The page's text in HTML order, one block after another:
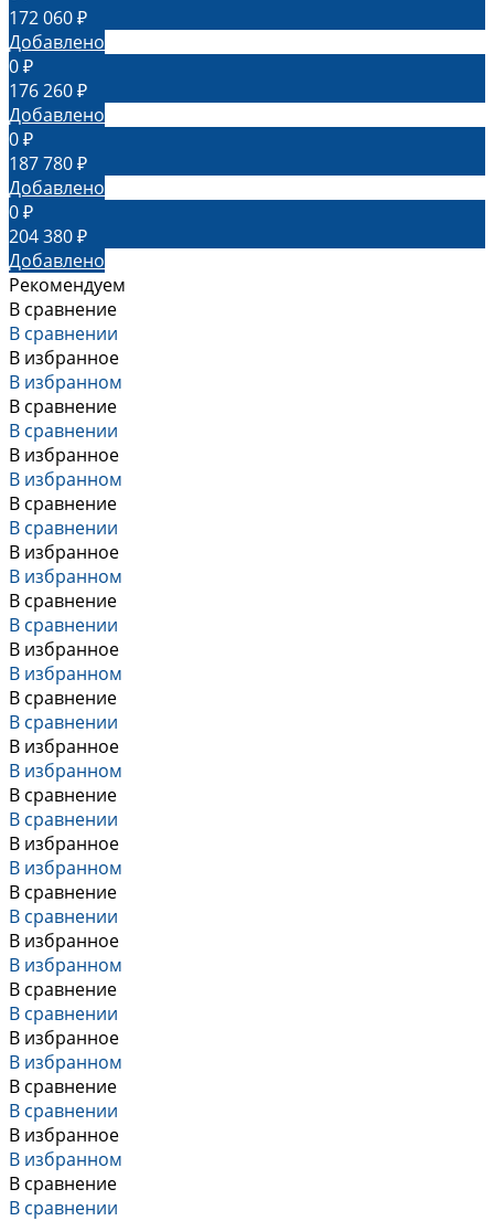
172 060 ₽
Добавлено
0 ₽
176 260 ₽
Добавлено
0 ₽
187 780 ₽
Добавлено
0 ₽
204 380 ₽
Добавлено
Рекомендуем
В сравнение
В сравнении
В избранное
В избранном
В сравнение
В сравнении
В избранное
В избранном
В сравнение
В сравнении
В избранное
В избранном
В сравнение
В сравнении
В избранное
В избранном
В сравнение
В сравнении
В избранное
В избранном
В сравнение
В сравнении
В избранное
В избранном
В сравнение
В сравнении
В избранное
В избранном
В сравнение
В сравнении
В избранное
В избранном
В сравнение
В сравнении
В избранное
В избранном
В сравнение
В сравнении